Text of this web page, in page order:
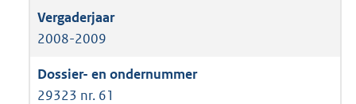
2008-2009
29323 nr. 61